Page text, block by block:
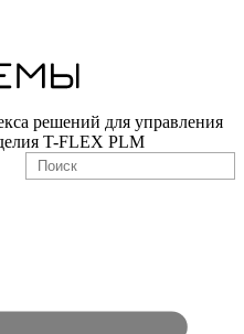
решений для управления
T-FLEX PLM